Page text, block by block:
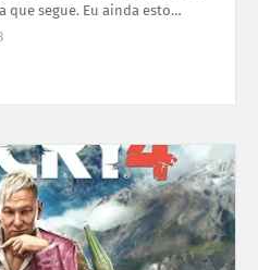
que segue. Eu ainda esto…